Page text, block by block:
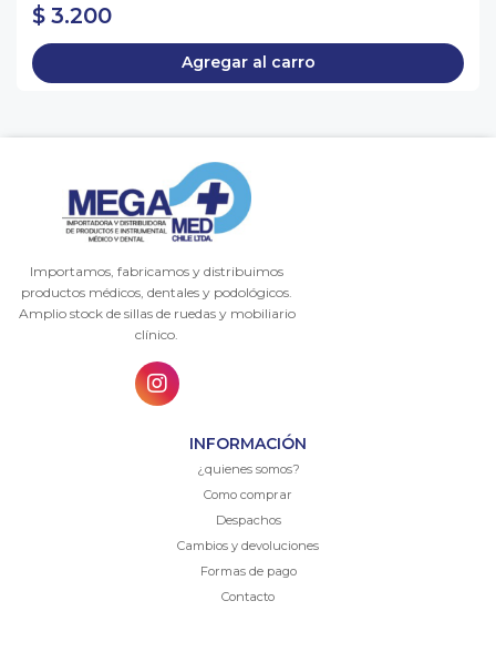
$ 3.200
Agregar al carro
Importamos, fabricamos y distribuimos
productos médicos, dentales y podológicos.
Amplio stock de sillas de ruedas y mobiliario
clínico.
INFORMACIÓN
¿quienes somos?
Como comprar
Despachos
Cambios y devoluciones
Formas de pago
Contacto